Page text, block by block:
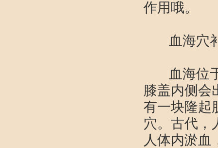
作用哦。
血海穴
血海位于
膝盖内侧会
有一块隆起
穴。古代，
人体内淤血